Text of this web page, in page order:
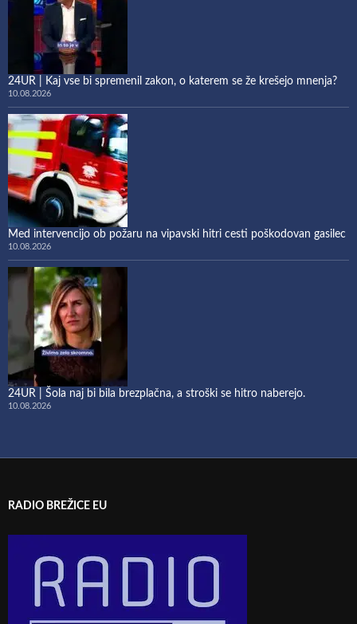
24UR | Kaj vse bi spremenil zakon, o katerem se že krešejo mnenja?
10.08.2026
Med intervencijo ob požaru na vipavski hitri cesti poškodovan gasilec
10.08.2026
24UR | Šola naj bi bila brezplačna, a stroški se hitro naberejo.
10.08.2026
RADIO BREŽICE EU